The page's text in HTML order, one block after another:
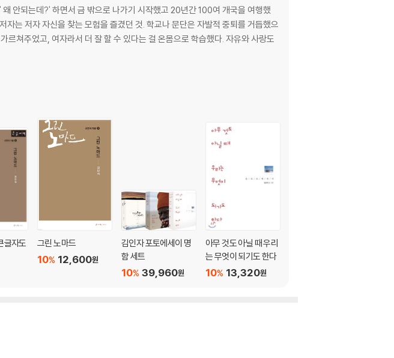
안되는데?' 하면서 금 밖으로 나가기 시작했고 20년간 100여 개국을 여행했
는 저자 자신을 찾는 모험을 즐겼던 것. 학교나 문단은 자발적 중퇴를 거듭했으
쳐주었고, 여자라서 더 잘 할 수 있다는 걸 온몸으로 학습했다. 자유와 사랑도
글자도
그린 노마드
12,600원
10%
김인자 포토에세이 명
함 세트
39,960원
10%
아무 것도 아닐 때 우리
는 무엇이 되기도 한다
13,320원
10%